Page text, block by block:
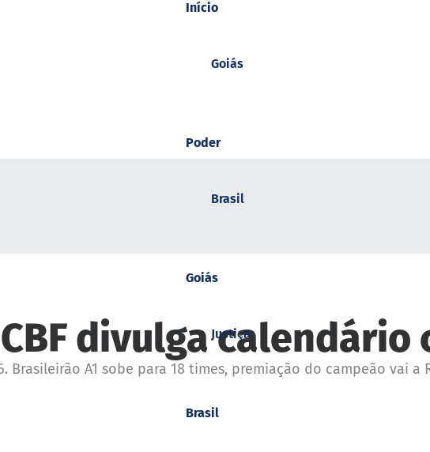
Goiás
Brasil
Justiça
Início
Poder
Goiás
Brasil
divulga calendário
A1 sobe para 18 times, premiação do campeão vai a